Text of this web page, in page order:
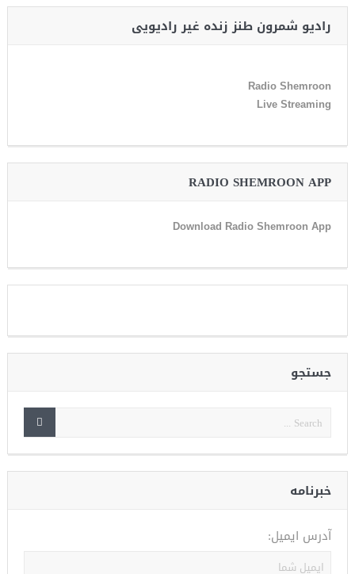
رادیو شمرون طنز زنده غیر رادیویی
Radio Shemroon
Live Streaming
RADIO SHEMROON APP
Download Radio Shemroon App
جستجو
خبرنامه
آدرس ایمیل: